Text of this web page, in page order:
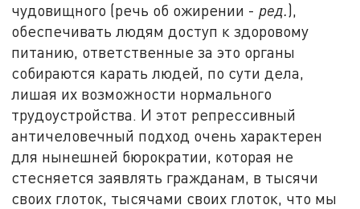
чудовищного (речь об ожирении - ред.),
обеспечивать людям доступ к здоровому
питанию, ответственные за это органы
собираются карать людей, по сути дела,
лишая их возможности нормального
трудоустройства. И этот репрессивный
античеловечный подход очень характерен
для нынешней бюрократии, которая не
стесняется заявлять гражданам, в тысячи
своих глоток, тысячами своих глоток, что мы